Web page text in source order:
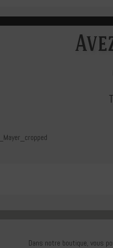
Dans notre boutique, vous